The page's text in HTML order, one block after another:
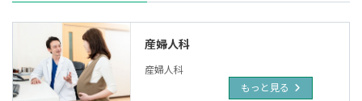
産婦人科
産婦人科
もっと見る